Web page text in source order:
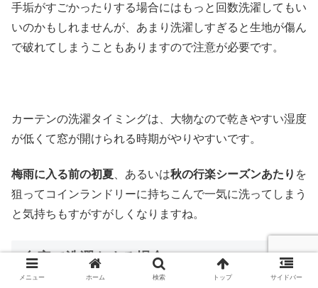
手垢がすごかったりする場合にはもっと回数洗濯してもい
いのかもしれませんが、あまり洗濯しすぎると生地が傷ん
で破れてしまうこともありますので注意が必要です。
カーテンの洗濯タイミングは、大物なので乾きやすい湿度
が低くて窓が開けられる時期がやりやすいです。
梅雨に入る前の初夏 、あるいは秋の行楽シーズンあたり を
狙ってコインランドリーに持ちこんで一気に洗ってしまう
と気持ちもすがすがしくなりますね。
自宅で洗濯をする場合
メニュー ホーム 検索 トップ サイドバー